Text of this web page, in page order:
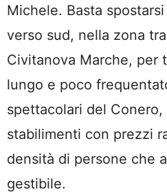
Michele. Basta
verso sud, nella zona tra
Civitanova Marche, per
lungo e poco
spettacolari del
stabilimenti con prezzi
densità di persone che
gestibile.